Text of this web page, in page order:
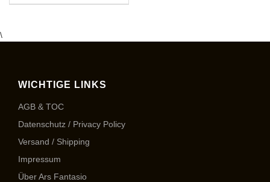
\
WICHTIGE LINKS
AGB & TOC
Datenschutz / Privacy Policy
Versand / Shipping
Impressum
Über Ars Fantasio